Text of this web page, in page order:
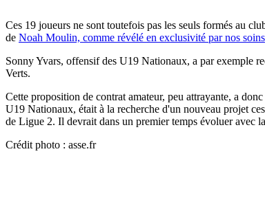
Ces 19 joueurs ne sont toutefois pas les seuls formés au
de Noah Moulin, comme révélé en exclusivité par nos soins
Sonny Yvars, offensif des U19 Nationaux, a par exemple
Verts.
Cette proposition de contrat amateur, peu attrayante, a
U19 Nationaux, était à la recherche d'un nouveau projet
de Ligue 2. Il devrait dans un premier temps évoluer avec
Crédit photo : asse.fr